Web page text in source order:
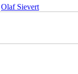
Olaf Sievert